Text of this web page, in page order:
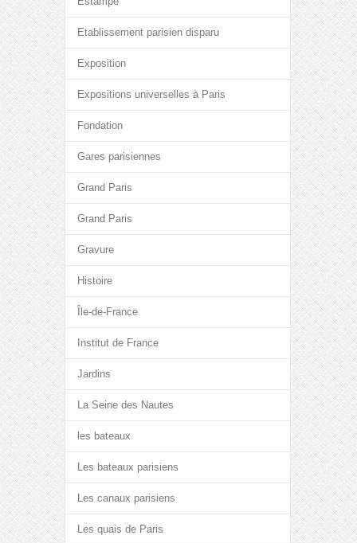
Etablissement parisien disparu
Exposition
Expositions universelles à Paris
Fondation
Gares parisiennes
Grand Paris
Grand Paris
Gravure
Histoire
Île-de-France
Institut de France
Jardins
La Seine des Nautes
les bateaux
Les bateaux parisiens
Les canaux parisiens
Les quais de Paris